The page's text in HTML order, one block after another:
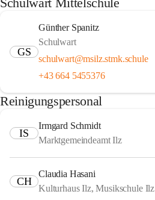
GS
Günther Spanitz
Schulwart
schulwart@msilz.stmk.schule
+43 664 5455376
Reinigungspersonal
IS
Irmgard Schmidt
Marktgemeindeamt Ilz
CH
Claudia Hasani
Kulturhaus Ilz, Musikschule Ilz